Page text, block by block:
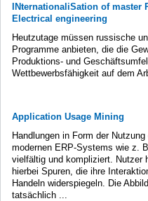
INternationaliSation of
Electrical engineering
Heutzutage müssen russische
Programme anbieten, die die
Produktions- und
Wettbewerbsfähigkeit auf dem
Application Usage Mining
Handlungen in Form der Nutzung
modernen ERP-Systems wie z.
vielfältig und kompliziert. Nutzer
hierbei Spuren, die ihre
Handeln widerspiegeln. Die
tatsächlich ...